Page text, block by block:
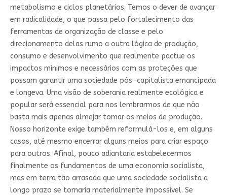
metabolismo e ciclos planetários. Temos o dever de avançar
em radicalidade, o que passa pelo fortalecimento das
ferramentas de organização de classe e pelo
direcionamento delas rumo a outra lógica de produção,
consumo e desenvolvimento que realmente pactue os
impactos mínimos e necessários com as proteções que
possam garantir uma sociedade pós-capitalista emancipada
e longeva. Uma visão de soberania realmente ecológica e
popular será essencial para nos lembrarmos de que não
basta mais apenas almejar tomar os meios de produção.
Nosso horizonte exige também reformulá-los e, em alguns
casos, até mesmo encerrar alguns meios para criar espaço
para outros. Afinal, pouco adiantaria estabelecermos
finalmente os fundamentos de uma economia socialista,
mas em terra tão arrasada que uma sociedade socialista a
longo prazo se tornaria materialmente impossível. Se